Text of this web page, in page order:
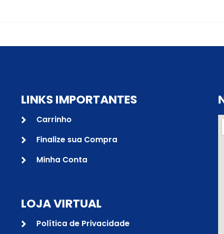
LINKS IMPORTANTES
Carrinho
Finalize sua Compra
Minha Conta
LOJA VIRTUAL
Política de Privacidade